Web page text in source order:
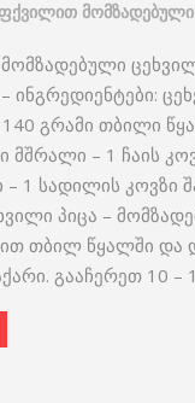
მომზადებული
ინგრედიენტები:
გრამი თბილი
მშრალი – 1 ჩაის
– 1 სადილის კოვზი
პიცა –
თბილ წყალში და
გააჩერეთ 10 –